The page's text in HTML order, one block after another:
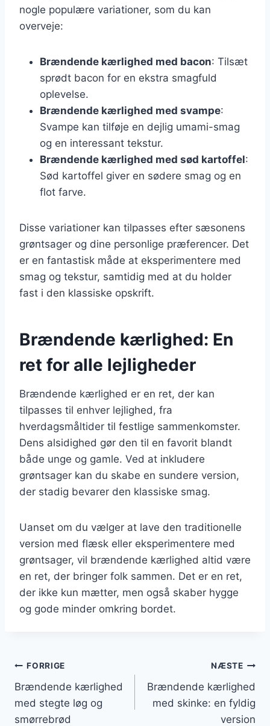
nogle populære variationer, som du kan
overveje:
Brændende kærlighed med bacon: Tilsæt
sprødt bacon for en ekstra smagfuld
oplevelse.
Brændende kærlighed med svampe:
Svampe kan tilføje en dejlig umami-smag
og en interessant tekstur.
Brændende kærlighed med sød kartoffel:
Sød kartoffel giver en sødere smag og en
flot farve.
Disse variationer kan tilpasses efter sæsonens
grøntsager og dine personlige præferencer. Det
er en fantastisk måde at eksperimentere med
smag og tekstur, samtidig med at du holder
fast i den klassiske opskrift.
Brændende kærlighed: En
ret for alle lejligheder
Brændende kærlighed er en ret, der kan
tilpasses til enhver lejlighed, fra
hverdagsmåltider til festlige sammenkomster.
Dens alsidighed gør den til en favorit blandt
både unge og gamle. Ved at inkludere
grøntsager kan du skabe en sundere version,
der stadig bevarer den klassiske smag.
Uanset om du vælger at lave den traditionelle
version med flæsk eller eksperimentere med
grøntsager, vil brændende kærlighed altid være
en ret, der bringer folk sammen. Det er en ret,
der ikke kun mætter, men også skaber hygge
og gode minder omkring bordet.
Indlægsnavigation
FORRIGE
Brændende kærlighed
med stegte løg og
smørrebrød
NÆSTE
Brændende kærlighed
med skinke: en fyldig
version